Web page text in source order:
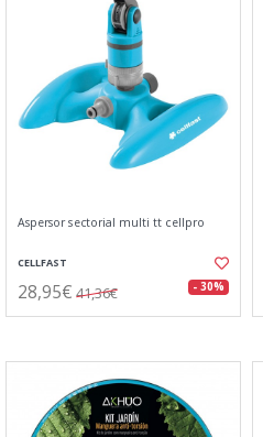
Aspersor sectorial multi tt cellpro
CELLFAST
28,95€ 41,36€ - 30%